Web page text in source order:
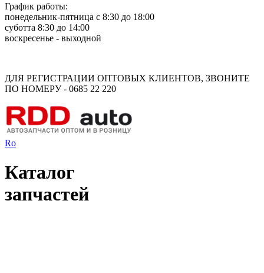
График работы:
понедельник-пятница с 8:30 до 18:00
суботта 8:30 до 14:00
воскресенье - выходной
ДЛЯ РЕГИСТРАЦИИ ОПТОВЫХ КЛИЕНТОВ, ЗВОНИТЕ
ПО НОМЕРУ - 0685 22 220
Ro
Каталог
запчастей